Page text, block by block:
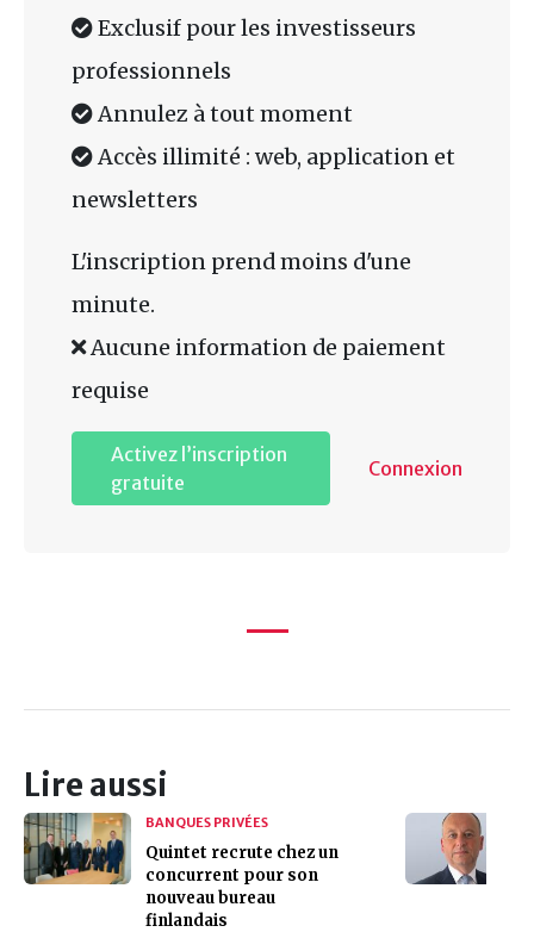
Exclusif pour les investisseurs
professionnels
Annulez à tout moment
Accès illimité : web, application et
newsletters
L'inscription prend moins d'une
minute.
Aucune information de paiement
requise
Activez l’inscription
gratuite
Connexion
Lire aussi
BANQUES PRIVÉES
Quintet recrute chez un
concurrent pour son
nouveau bureau
finlandais